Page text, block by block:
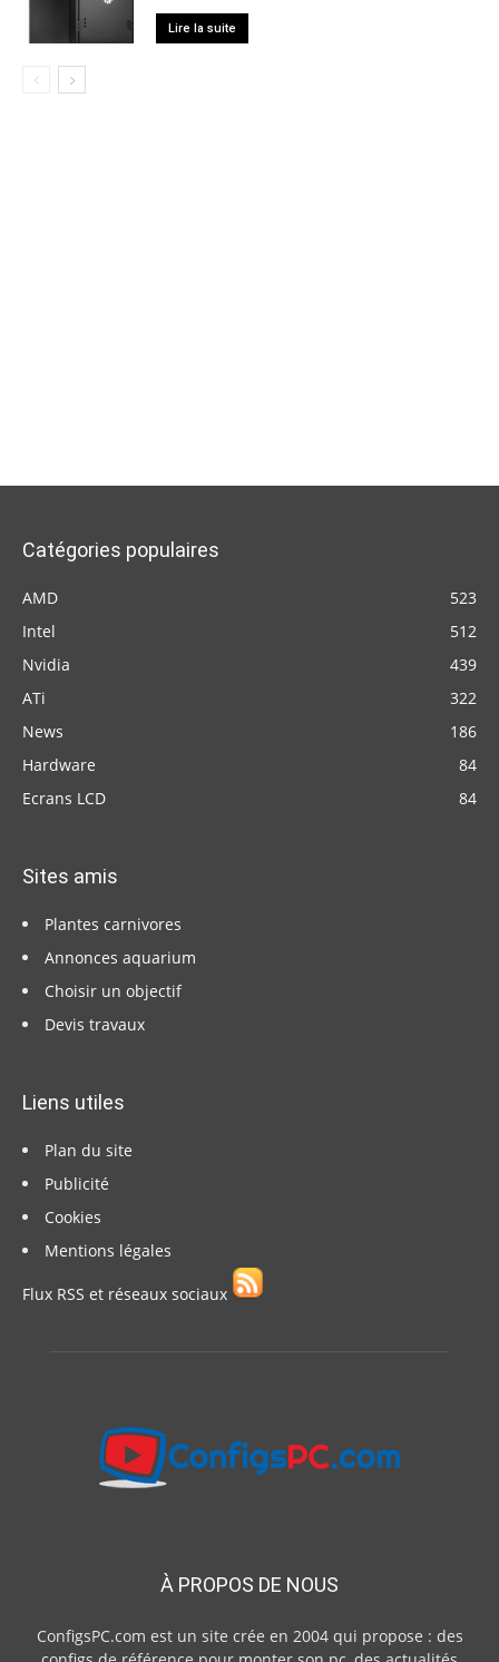
Lire la suite
Catégories populaires
AMD
523
Intel
512
Nvidia
439
ATi
322
News
186
Hardware
84
Ecrans LCD
84
Sites amis
Plantes carnivores
Annonces aquarium
Choisir un objectif
Devis travaux
Liens utiles
Plan du site
Publicité
Cookies
Mentions légales
Flux RSS et réseaux sociaux
À PROPOS DE NOUS
ConfigsPC.com est un site crée en 2004 qui propose : des